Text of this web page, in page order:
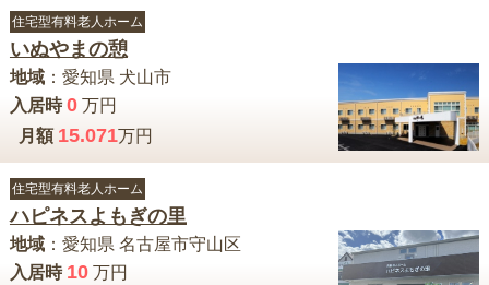
住宅型有料老人ホーム
いぬやまの憩
地域： 愛知県 犬山市
入居時 0万円
月額 15.071万円
住宅型有料老人ホーム
ハピネスよもぎの里
地域： 愛知県 名古屋市守山区
入居時 10万円